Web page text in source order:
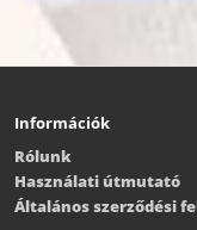
Információk
Rólunk
Használati útmutató
Általános szerződési